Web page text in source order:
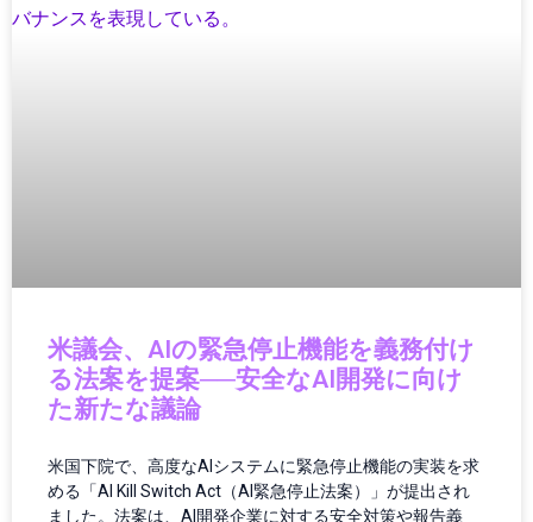
ガジェット最新情報
クリエイティブツール
グローバルIT動向
グローバルガバナンス
グローバルテック
グローバルニュース
グローバルビジネス
米議会、AIの緊急停止機能を義務付け
る法案を提案──安全なAI開発に向け
た新たな議論
米国下院で、高度なAIシステムに緊急停止機能の実装を求
める「AI Kill Switch Act（AI緊急停止法案）」が提出され
ました。法案は、AI開発企業に対する安全対策や報告義